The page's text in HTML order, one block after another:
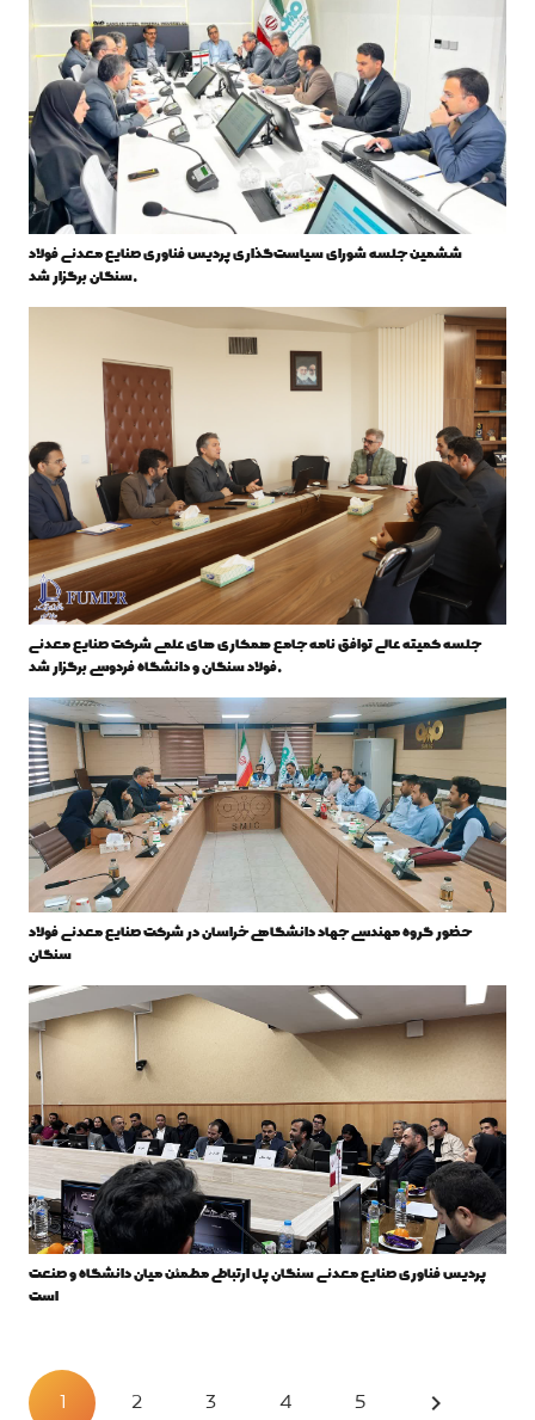
ششمین جلسه شورای سیاست‌گذاری پردیس فناوری صنایع معدنی فولاد
سنگان برگزار شد.
جلسه کمیته عالی توافق نامه جامع همکاری های علمی شرکت صنایع معدنی
فولاد سنگان و دانشگاه فردوسی برگزار شد.
حضور گروه مهندسی جهاد دانشگاهی خراسان در شرکت صنایع معدنی فولاد
سنگان
پردیس فناوری صنایع معدنی سنگان پل ارتباطی مطمئن میان دانشگاه و صنعت
است
1 2 3 4 5